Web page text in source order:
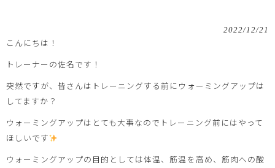
2022/12/21
こんにちは！
トレーナーの佐名です！
突然ですが、皆さんはトレーニングする前にウォーミングアップは
してますか？
ウォーミングアップはとても大事なのでトレーニング前にはやって
ほしいです
ウォーミングアップの目的としては体温、筋温を高め、筋肉への酸